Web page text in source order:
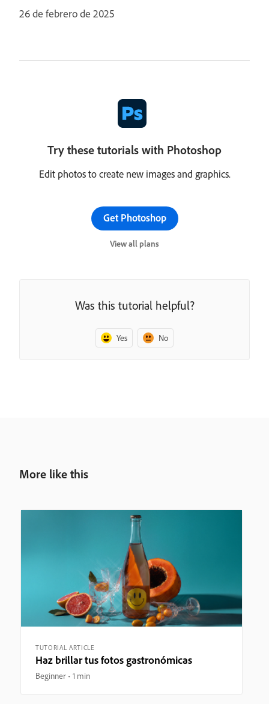
26 de febrero de 2025
Try these tutorials with Photoshop
Edit photos to create new images and graphics.
Get Photoshop
View all plans
Was this tutorial helpful?
Yes No
More like this
TUTORIAL ARTICLE
Haz brillar tus fotos gastronómicas
Beginner 1 min